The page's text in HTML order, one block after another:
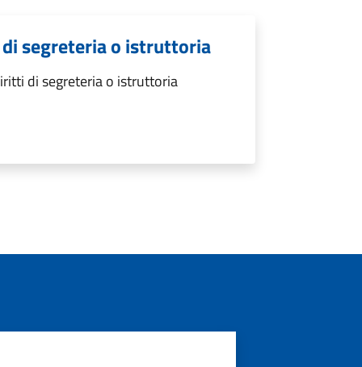
segreteria o istruttoria
di segreteria o istruttoria